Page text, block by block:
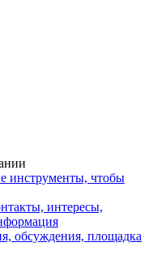
инструменты, чтобы
интересы,
обсуждения, площадка